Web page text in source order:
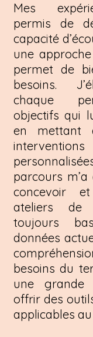
Mes
permis de
capacité
une
permet de
besoins.
chaque
objectifs qui
en mettant
parcours
concevoir
ateliers de
toujours
données
besoins du
une grande
offrir des
applicables